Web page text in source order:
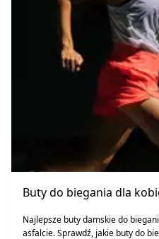
Buty do biegania dla
Najlepsze buty damskie do
asfalcie. Sprawdź, jakie buty do